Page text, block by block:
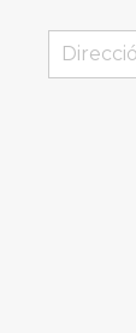
Dirección
de